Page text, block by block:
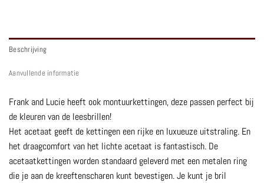
Beschrijving
Aanvullende informatie
Frank and Lucie heeft ook montuurkettingen, deze passen perfect bij
de kleuren van de leesbrillen!
Het acetaat geeft de kettingen een rijke en luxueuze uitstraling. En
het draagcomfort van het lichte acetaat is fantastisch. De
acetaatkettingen worden standaard geleverd met een metalen ring
die je aan de kreeftenscharen kunt bevestigen. Je kunt je bril